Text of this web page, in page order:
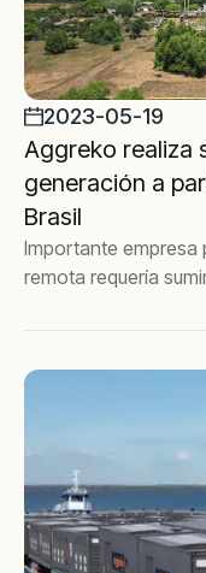
2023-05-19
Aggreko realiza
generación a
Brasil
Importante empresa
remota requería